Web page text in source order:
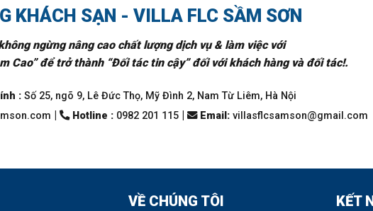
KHÁCH SẠN - VILLA FLC SẦM SƠN
ngừng nâng cao chất lượng dịch vụ & làm việc với
Cao” để trở thành “Đối tác tin cậy” đối với khách hàng và đối tác!.
: Số 25, ngõ 9, Lê Đức Thọ, Mỹ Đình 2, Nam Từ Liêm, Hà Nội
Hotline :0982 201 115 Email :villasflcsamson@gmail.com
VỀ CHÚNG TÔI KẾT